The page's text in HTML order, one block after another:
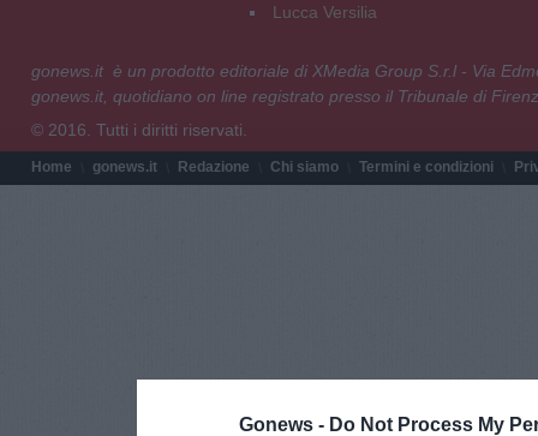
Gonews - Do Not Process My
Lucca Versilia
gonews.it è un prodotto editoriale di XMedia Group S.r.l - Via
gonews.it, quotidiano on line registrato presso il Tribunale di
© 2016. Tutti i diritti riservati.
Home gonews.it Redazione Chi siamo Termini e condizioni